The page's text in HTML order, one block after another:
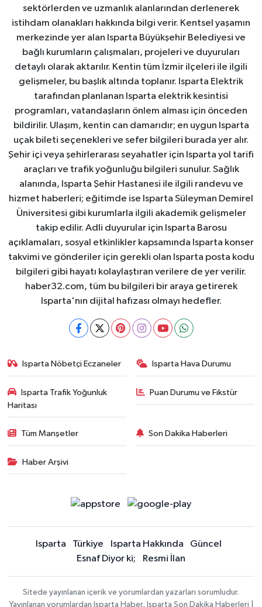
sektörlerden ve uzmanlık alanlarından derlenerek
istihdam olanakları hakkında bilgi verir. Kentsel yaşamın
merkezinde yer alan Isparta Büyükşehir Belediyesi ve
bağlı kurumların çalışmaları, projeleri ve duyuruları
detaylı olarak aktarılır. Kentin tüm İzmir ilçeleri ile ilgili
gelişmeler, bu başlık altında toplanır. Isparta Elektrik
tarafından planlanan Isparta elektrik kesintisi
programları, vatandaşların önlem alması için önceden
bildirilir. Ulaşım, kentin can damarıdır; en uygun Isparta
uçak bileti seçenekleri ve sefer bilgileri burada yer alır.
Şehir içi veya şehirlerarası seyahatler için Isparta yol tarifi
araçları ve trafik yoğunluğu bilgileri sunulur. Sağlık
alanında, Isparta Şehir Hastanesi ile ilgili randevu ve
hizmet haberleri; eğitimde ise Isparta Süleyman Demirel
Üniversitesi gibi kurumlarla ilgili akademik gelişmeler
takip edilir. Adli duyurular için Isparta Barosu
açıklamaları, sosyal etkinlikler kapsamında Isparta konser
takvimi ve gönderiler için gerekli olan Isparta posta kodu
bilgileri gibi hayatı kolaylaştıran verilere de yer verilir.
haber32.com, tüm bu bilgileri bir araya getirerek
Isparta'nın dijital hafızası olmayı hedefler.
Isparta Nöbetçi Eczaneler Isparta Hava Durumu
Isparta Trafik Yoğunluk
Haritası
Puan Durumu ve Fikstür
Tüm Manşetler Son Dakika Haberleri
Haber Arşivi
Isparta Türkiye Isparta Hakkında
Güncel
Esnaf Diyor ki;
Resmi İlan
Sitede yayınlanan içerik ve yorumlardan yazarları sorumludur.
Yayınlanan yorumlardan Isparta Haber, Isparta Son Dakika Haberleri |